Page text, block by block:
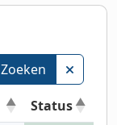
Zoeken
Status